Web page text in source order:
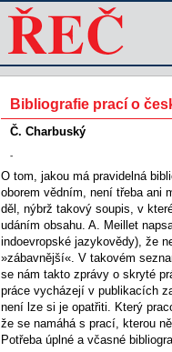
Bibliografie prací o
Č. Charbuský
-
O tom, jakou má pravidelná
oborem vědním, není třeba ani
děl, nýbrž takový soupis, v
udáním obsahu. A. Meillet
indoevropské jazykovědy), že
»zábavnější«. V takovém
se nám takto zprávy o skryté
práce vycházejí v publikacích
není lze si je opatřiti. Který
že se namáhá s prací, kterou
Potřeba úplné a včasné